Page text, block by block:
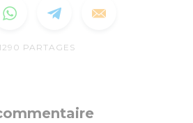
PARTAGES